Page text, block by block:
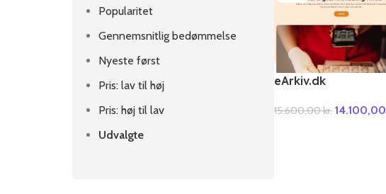
Popularitet
Gennemsnitlig bedømmelse
Nyeste først
Pris: lav til høj
Pris: høj til lav
Udvalgte
eArkiv.dk
15.600,00kr. 14.100,00